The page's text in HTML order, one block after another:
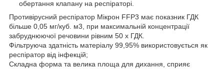
обертання клапану на респіраторі.
Противірусний респіратор Мікрон FFP3 має показник ГДК
більше 0,05 мг/куб. м3, при максимальній концентрації
забруднюючої речовини рівним 50 х ГДК.
Фільтруюча здатність матеріалу 99,95% використовується як
респіратор від інфекцій;
Складна форма та велика площа для дихання, сприяє